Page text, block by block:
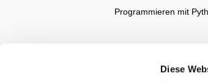
Diese
Programmieren mit